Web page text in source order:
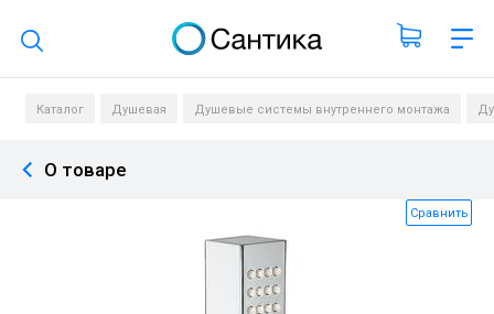
Поиск по каталогу
Каталог Душевая Душевые системы внутреннего монтажа
О товаре
Сравнить